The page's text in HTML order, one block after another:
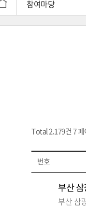
참여마당
Total 2,179건 7 페
번호
부산 삼
부산 삼